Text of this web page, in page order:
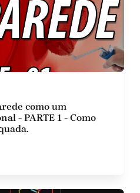
como um
- PARTE 1 - Como